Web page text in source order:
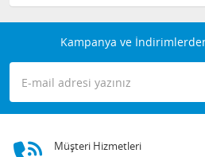
Kampanya ve
Müşteri Hizmetleri